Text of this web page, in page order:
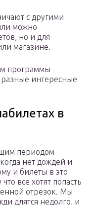
с другими
можно
но и для
магазине.
программы
разные интересные
в
периодом
нет дождей и
и билеты в это
все хотят попасть
отрезок. Мы
длятся недолго, и